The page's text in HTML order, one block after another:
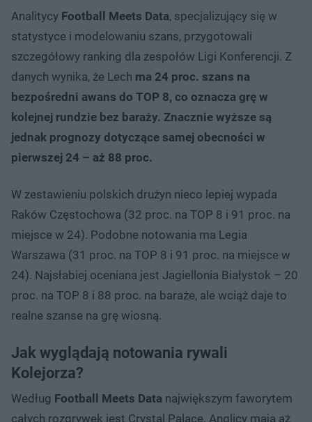
Analitycy Football Meets Data, specjalizujący się w
statystyce i modelowaniu szans, przygotowali
szczegółowy ranking dla zespołów Ligi Konferencji. Z
danych wynika, że Lech ma 24 proc. szans na
bezpośredni awans do TOP 8, co oznacza grę w
kolejnej rundzie bez baraży. Znacznie wyższe są
jednak prognozy dotyczące samej obecności w
pierwszej 24 – aż 88 proc.
W zestawieniu polskich drużyn nieco lepiej wypada
Raków Częstochowa (32 proc. na TOP 8 i 91 proc. na
miejsce w 24). Podobne notowania ma Legia
Warszawa (31 proc. na TOP 8 i 91 proc. na miejsce w
24). Najsłabiej oceniana jest Jagiellonia Białystok – 20
proc. na TOP 8 i 88 proc. na baraże, ale wciąż daje to
realne szanse na grę wiosną.
Jak wyglądają notowania rywali
Kolejorza?
Według Football Meets Data największym faworytem
całych rozgrywek jest Crystal Palace. Anglicy mają aż